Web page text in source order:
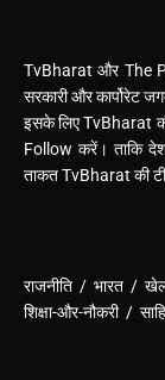
TvBharat और The
सरकारी और कार्पोरेट
इसके लिए TvBharat
Follow करें। ताकि
ताकत TvBharat की
राजनीति / भारत /
शिक्षा-और-नौकरी /